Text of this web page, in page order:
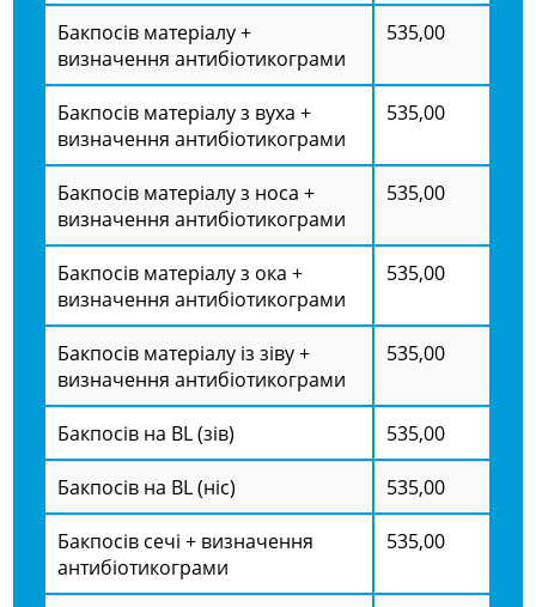
Бакпосів матеріалу +
визначення антибіотикограми
535,00
Бакпосів матеріалу з вуха +
визначення антибіотикограми
535,00
Бакпосів матеріалу з носа +
визначення антибіотикограми
535,00
Бакпосів матеріалу з ока +
визначення антибіотикограми
535,00
Бакпосів матеріалу із зіву +
визначення антибіотикограми
535,00
Бакпосів на BL (зів) 535,00
Бакпосів на BL (ніс) 535,00
Бакпосів сечі + визначення
антибіотикограми
535,00